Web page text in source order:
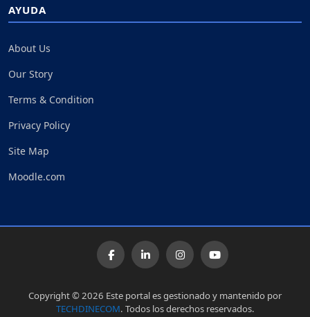
AYUDA
About Us
Our Story
Terms & Condition
Privacy Policy
Site Map
Moodle.com
Copyright © 2026 Este portal es gestionado y mantenido por
TECHDINECOM. Todos los derechos reservados.